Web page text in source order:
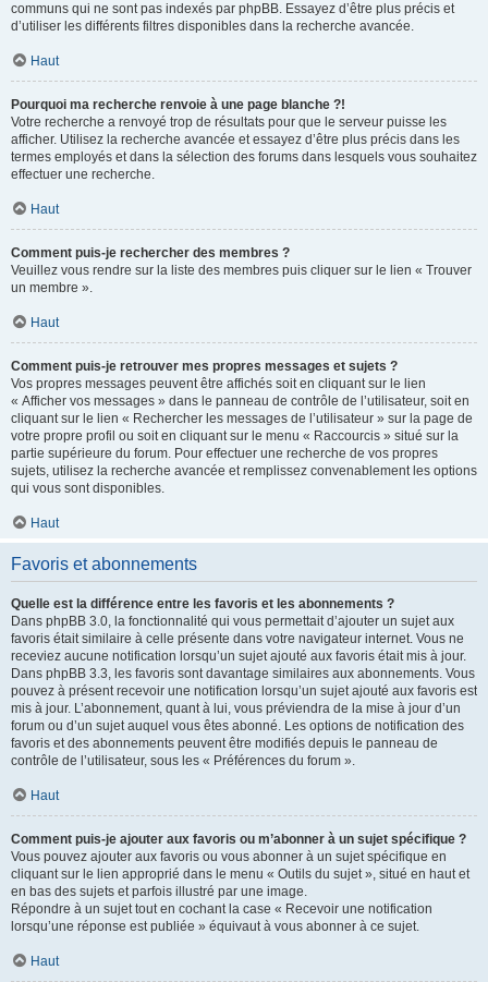
communs qui ne sont pas indexés par phpBB. Essayez d’être plus précis et
d’utiliser les différents filtres disponibles dans la recherche avancée.
Haut
Pourquoi ma recherche renvoie à une page blanche ?!
Votre recherche a renvoyé trop de résultats pour que le serveur puisse les
afficher. Utilisez la recherche avancée et essayez d’être plus précis dans les
termes employés et dans la sélection des forums dans lesquels vous souhaitez
effectuer une recherche.
Haut
Comment puis-je rechercher des membres ?
Veuillez vous rendre sur la liste des membres puis cliquer sur le lien « Trouver
un membre ».
Haut
Comment puis-je retrouver mes propres messages et sujets ?
Vos propres messages peuvent être affichés soit en cliquant sur le lien
« Afficher vos messages » dans le panneau de contrôle de l’utilisateur, soit en
cliquant sur le lien « Rechercher les messages de l’utilisateur » sur la page de
votre propre profil ou soit en cliquant sur le menu « Raccourcis » situé sur la
partie supérieure du forum. Pour effectuer une recherche de vos propres
sujets, utilisez la recherche avancée et remplissez convenablement les options
qui vous sont disponibles.
Haut
Favoris et abonnements
Quelle est la différence entre les favoris et les abonnements ?
Dans phpBB 3.0, la fonctionnalité qui vous permettait d’ajouter un sujet aux
favoris était similaire à celle présente dans votre navigateur internet. Vous ne
receviez aucune notification lorsqu’un sujet ajouté aux favoris était mis à jour.
Dans phpBB 3.3, les favoris sont davantage similaires aux abonnements. Vous
pouvez à présent recevoir une notification lorsqu’un sujet ajouté aux favoris est
mis à jour. L’abonnement, quant à lui, vous préviendra de la mise à jour d’un
forum ou d’un sujet auquel vous êtes abonné. Les options de notification des
favoris et des abonnements peuvent être modifiés depuis le panneau de
contrôle de l’utilisateur, sous les « Préférences du forum ».
Haut
Comment puis-je ajouter aux favoris ou m’abonner à un sujet spécifique ?
Vous pouvez ajouter aux favoris ou vous abonner à un sujet spécifique en
cliquant sur le lien approprié dans le menu « Outils du sujet », situé en haut et
en bas des sujets et parfois illustré par une image.
Répondre à un sujet tout en cochant la case « Recevoir une notification
lorsqu’une réponse est publiée » équivaut à vous abonner à ce sujet.
Haut